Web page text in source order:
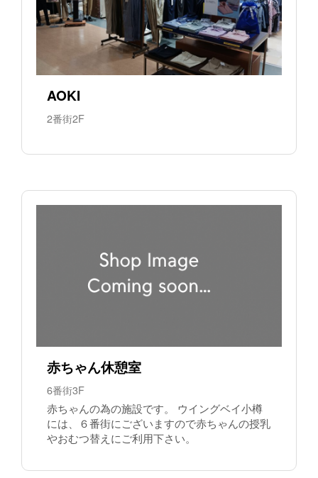
AOKI
2番街2F
赤ちゃん休憩室
6番街3F
赤ちゃんの為の施設です。 ウイングベイ小樽
には、６番街にございますので赤ちゃんの授乳
やおむつ替えにご利用下さい。